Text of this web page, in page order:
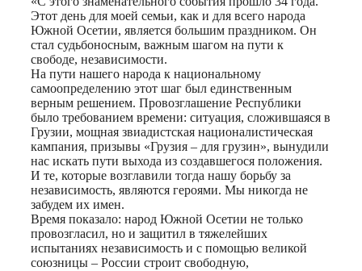
Этот день для моей семьи, как и для всего народа
Южной Осетии, является большим праздником. Он
стал судьбоносным, важным шагом на пути к
свободе, независимости.
На пути нашего народа к национальному
самоопределению этот шаг был единственным
верным решением. Провозглашение Республики
было требованием времени: ситуация, сложившаяся в
Грузии, мощная звиадистская националистическая
кампания, призывы «Грузия – для грузин», вынудили
нас искать пути выхода из создавшегося положения.
И те, которые возглавили тогда нашу борьбу за
независимость, являются героями. Мы никогда не
забудем их имен.
Время показало: народ Южной Осетии не только
провозгласил, но и защитил в тяжелейших
испытаниях независимость и с помощью великой
союзницы – России строит свободную,